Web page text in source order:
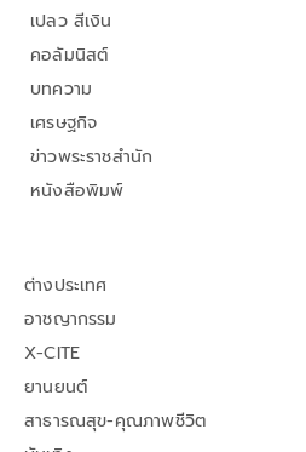
เปลว สีเงิน
คอลัมนิสต์
บทความ
เศรษฐกิจ
ข่าวพระราชสำนัก
หนังสือพิมพ์
ต่างประเทศ
อาชญากรรม
X-CITE
ยานยนต์
สาธารณสุข-คุณภาพชีวิต